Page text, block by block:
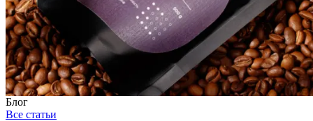
Блог
Все статьи